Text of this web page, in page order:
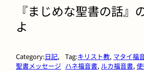
『まじめな聖書の話』
よ
Category:日記
聖書メッセージ
Tag:キリスト教, マタイ福
ハネ福音書, ルカ福音書,